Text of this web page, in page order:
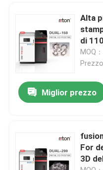
Alta
di
MOQ：
Miglior prezzo
For
3D